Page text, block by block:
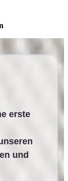
erste
und